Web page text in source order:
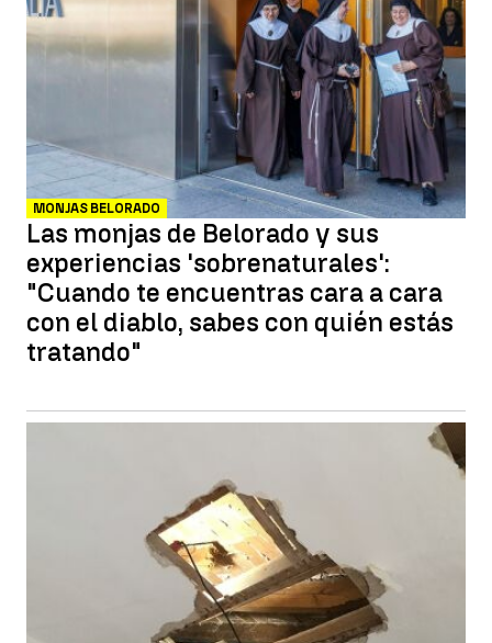
MONJAS BELORADO
Las monjas de Belorado y sus
experiencias 'sobrenaturales':
"Cuando te encuentras cara a cara
con el diablo, sabes con quién estás
tratando"